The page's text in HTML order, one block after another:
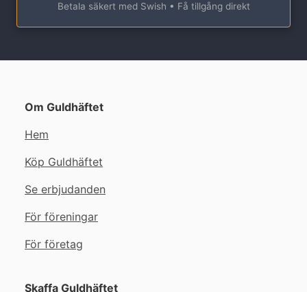
Betala säkert med Swish • Få tillgång direkt
Om Guldhäftet
Hem
Köp Guldhäftet
Se erbjudanden
För föreningar
För företag
Skaffa Guldhäftet